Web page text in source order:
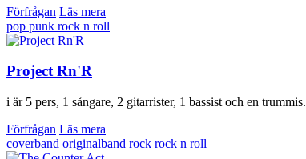
Förfrågan Läs mera
pop punk rock n roll
Project Rn'R
i är 5 pers, 1 sångare, 2 gitarrister, 1 bassist och en trummis.
Förfrågan Läs mera
coverband originalband rock rock n roll